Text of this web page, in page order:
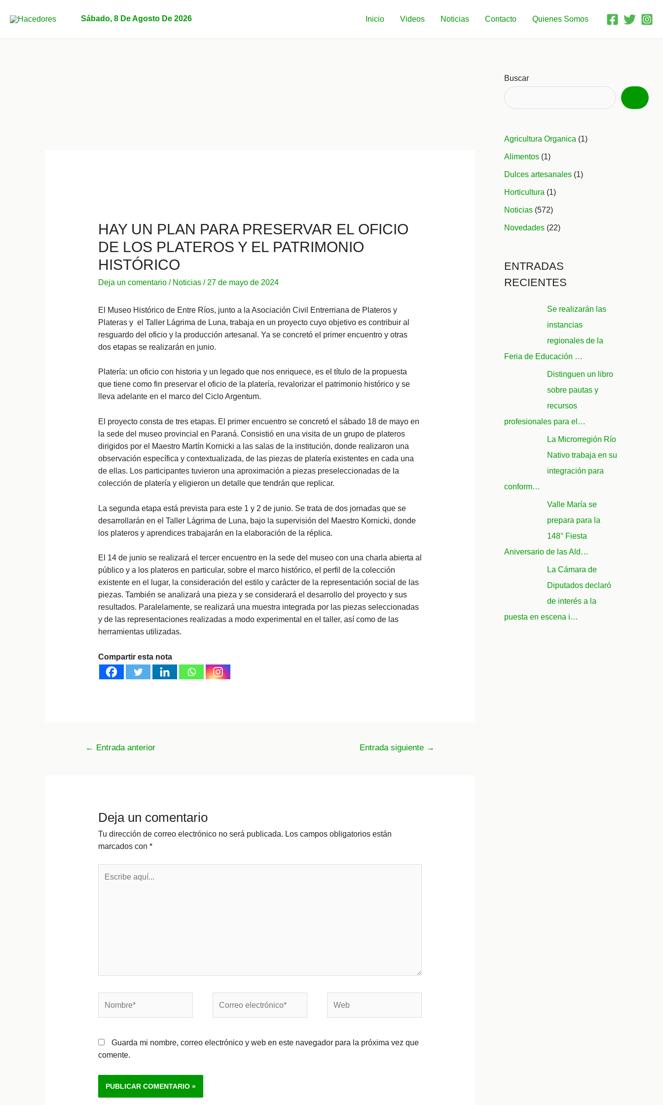
Sábado, 8 De Agosto De 2026 Inicio Videos Noticias Contacto Quienes Somos
HAY UN PLAN PARA PRESERVAR EL OFICIO
DE LOS PLATEROS Y EL PATRIMONIO
HISTÓRICO
Deja un comentario / Noticias/ 27 de mayo de 2024
El Museo Histórico de Entre Ríos, junto a la Asociación Civil Entrerriana de Plateros y
Plateras y el Taller Lágrima de Luna, trabaja en un proyecto cuyo objetivo es contribuir al
resguardo del oficio y la producción artesanal. Ya se concretó el primer encuentro y otras
dos etapas se realizarán en junio.
Platería: un oficio con historia y un legado que nos enriquece, es el título de la propuesta
que tiene como fin preservar el oficio de la platería, revalorizar el patrimonio histórico y se
lleva adelante en el marco del Ciclo Argentum.
El proyecto consta de tres etapas. El primer encuentro se concretó el sábado 18 de mayo en
la sede del museo provincial en Paraná. Consistió en una visita de un grupo de plateros
dirigidos por el Maestro Martín Kornicki a las salas de la institución, donde realizaron una
observación específica y contextualizada, de las piezas de platería existentes en cada una
de ellas. Los participantes tuvieron una aproximación a piezas preseleccionadas de la
colección de platería y eligieron un detalle que tendrán que replicar.
La segunda etapa está prevista para este 1 y 2 de junio. Se trata de dos jornadas que se
desarrollarán en el Taller Lágrima de Luna, bajo la supervisión del Maestro Kornicki, donde
los plateros y aprendices trabajarán en la elaboración de la réplica.
El 14 de junio se realizará el tercer encuentro en la sede del museo con una charla abierta al
público y a los plateros en particular, sobre el marco histórico, el perfil de la colección
existente en el lugar, la consideración del estilo y carácter de la representación social de las
piezas. También se analizará una pieza y se considerará el desarrollo del proyecto y sus
resultados. Paralelamente, se realizará una muestra integrada por las piezas seleccionadas
y de las representaciones realizadas a modo experimental en el taller, así como de las
herramientas utilizadas.
Compartir esta nota
Navegación
← Entrada anterior Entrada siguiente →
Deja un comentario
Tu dirección de correo electrónico no será publicada. Los campos obligatorios están
marcados con *
aquí...
electrónico*
Guarda mi nombre, correo electrónico y web en este navegador para la próxima vez que
comente.
Buscar
Agricultura Organica (1)
Alimentos (1)
Dulces artesanales (1)
Horticultura (1)
Noticias (572)
Novedades (22)
ENTRADAS
RECIENTES
Se realizarán las
instancias
regionales de la
Feria de Educación …
Distinguen un libro
sobre pautas y
recursos
profesionales para el…
La Microrregión Río
Nativo trabaja en su
integración para
conform…
Valle María se
prepara para la
148° Fiesta
Aniversario de las Ald…
La Cámara de
Diputados declaró
de interés a la
puesta en escena i…